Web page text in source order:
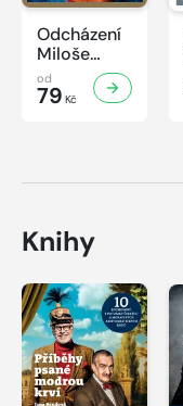
Odcházení
Miloše
Zemana
od
79 Kč
Knihy